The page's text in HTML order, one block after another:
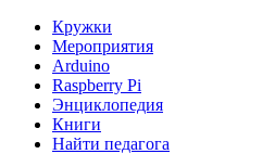
Кружки
Мероприятия
Arduino
Raspberry Pi
Энциклопедия
Книги
Найти педагога